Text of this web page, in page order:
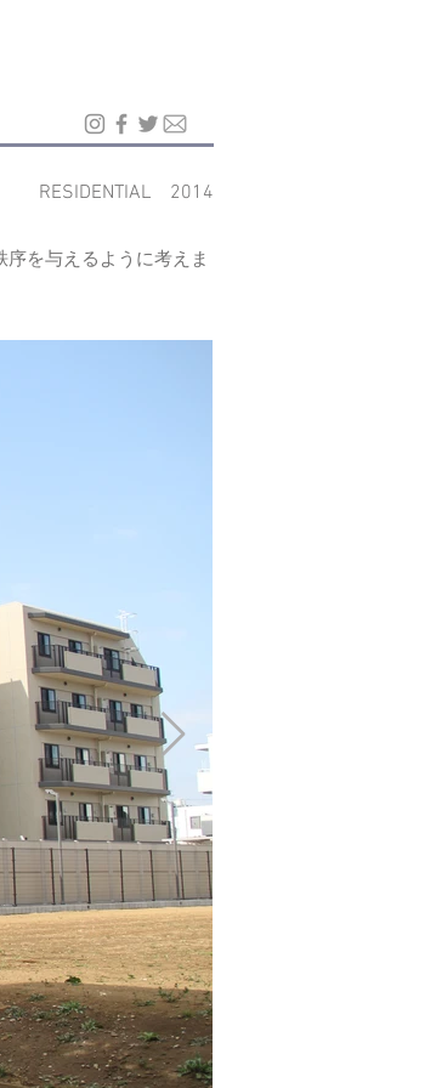
RESIDENTIAL 2014
を与えるように考えま